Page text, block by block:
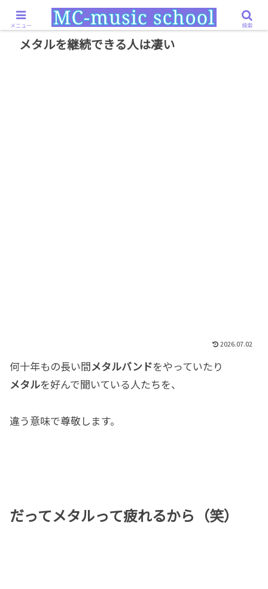
ホーム その他雑記 メタルを継続できる人は凄い
メタルを継続できる人は凄い
2026.07.02
何十年もの長い間メタルバンドをやっていたり
メタルを好んで聞いている人たちを、
違う意味で尊敬します。
だってメタルって疲れるから（笑）
メニュー 検索